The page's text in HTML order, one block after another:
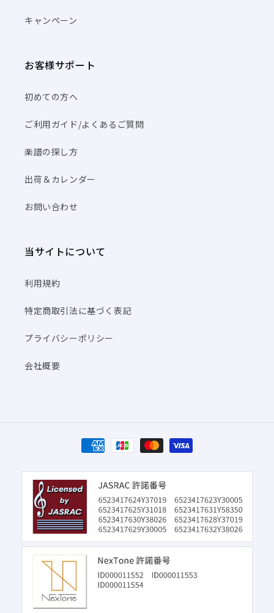
キャンペーン
お客様サポート
初めての方へ
ご利用ガイド/よくあるご質問
楽譜の探し方
出荷＆カレンダー
お問い合わせ
当サイトについて
利用規約
特定商取引法に基づく表記
プライバシーポリシー
会社概要
決
済
方
法